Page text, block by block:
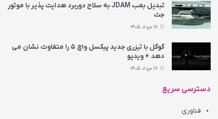
تبدیل بمب JDAM به سلاح دوربرد هدایت پذیر با موتور
جت
گوگل با تیزری جدید پیکسل واچ ۵ را متفاوت نشان می‌
دهد + ویدیو
دسترسی سریع
فناوری